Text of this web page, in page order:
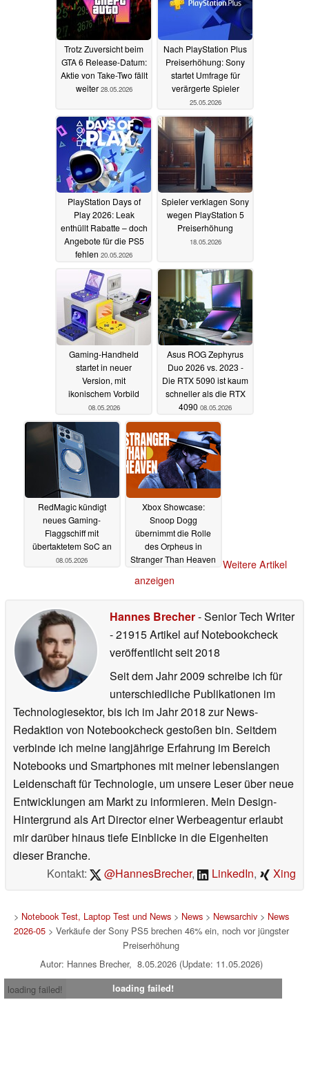
Trotz Zuversicht beim
GTA 6 Release-Datum:
Aktie von Take-Two fällt
weiter 28.05.2026
Nach PlayStation Plus
Preiserhöhung: Sony
startet Umfrage für
verärgerte Spieler
25.05.2026
PlayStation Days of
Play 2026: Leak
enthüllt Rabatte – doch
Angebote für die PS5
fehlen 20.05.2026
Spieler verklagen Sony
wegen PlayStation 5
Preiserhöhung
18.05.2026
Gaming-Handheld
startet in neuer
Version, mit
ikonischem Vorbild
08.05.2026
Asus ROG Zephyrus
Duo 2026 vs. 2023 -
Die RTX 5090 ist kaum
schneller als die RTX
4090 08.05.2026
RedMagic kündigt
neues Gaming-
Flaggschiff mit
übertaktetem SoC an
08.05.2026
Xbox Showcase:
Snoop Dogg
übernimmt die Rolle
des Orpheus in
Stranger Than Heaven
Weitere Artikel
anzeigen
Hannes Brecher- Senior Tech Writer
- 21915 Artikel auf Notebookcheck
veröffentlichtseit 2018
Seit dem Jahr 2009 schreibe ich für
unterschiedliche Publikationen im
Technologiesektor, bis ich im Jahr 2018 zur News-
Redaktion von Notebookcheck gestoßen bin. Seitdem
verbinde ich meine langjährige Erfahrung im Bereich
Notebooks und Smartphones mit meiner lebenslangen
Leidenschaft für Technologie, um unsere Leser über neue
Entwicklungen am Markt zu informieren. Mein Design-
Hintergrund als Art Director einer Werbeagentur erlaubt
mir darüber hinaus tiefe Einblicke in die Eigenheiten
dieser Branche.
Kontakt:
@HannesBrecher, LinkedIn, Xing
> Notebook Test, Laptop Test und News> News> Newsarchiv> News
2026-05> Verkäufe der Sony PS5 brechen 46% ein, noch vor jüngster
Preiserhöhung
Autor: Hannes Brecher, 8.05.2026 (Update: 11.05.2026)
loading failed!
loading failed!